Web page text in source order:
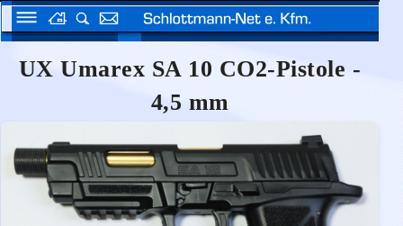
UX Umarex SA 10 CO2-Pistole -
4,5 mm